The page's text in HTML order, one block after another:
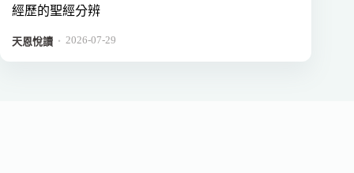
經歷的聖經分辨
天恩悅讀 ． 2026-07-29